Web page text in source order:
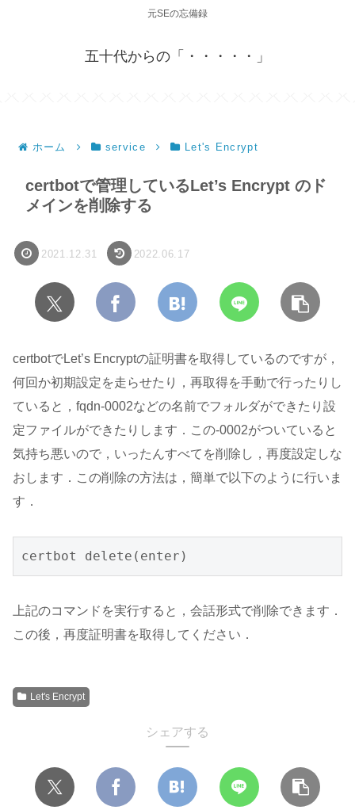
元SEの忘備録
五十代からの「・・・・・」
ホーム service Let's Encrypt
certbotで管理しているLet’s Encrypt のド
メインを削除する
2021.12.31 2022.06.17
certbotでLet’s Encryptの証明書を取得しているのですが，
何回か初期設定を走らせたり，再取得を手動で行ったりし
ていると，fqdn-0002などの名前でフォルダができたり設
定ファイルができたりします．この-0002がついていると
気持ち悪いので，いったんすべてを削除し，再度設定しな
おします．この削除の方法は，簡単で以下のように行いま
す．
certbot delete(enter)
上記のコマンドを実行すると，会話形式で削除できます．
この後，再度証明書を取得してください．
Let's Encrypt
シェアする